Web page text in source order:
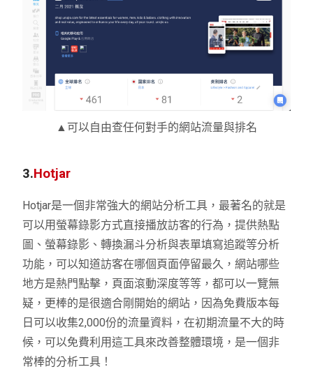
▲可以自由查任何對手的網站流量與排名
3.Hotjar
Hotjar是一個非常強大的網站分析工具，最著名的就是
可以用螢幕錄影方式直接播放訪客的行為，提供熱點
圖、螢幕錄影、轉換漏斗分析與表單填寫追蹤等分析
功能，可以知道訪客在哪個頁面停留最久，網站哪些
地方是熱門點擊，頁面滾動深度等等，都可以一覽無
疑，更棒的是很適合剛開始的網站，因為免費版本每
日可以收集2,000份的流量資料，在初期流量不大的時
候，可以免費利用這工具來改善整體環境，是一個非
常棒的分析工具！